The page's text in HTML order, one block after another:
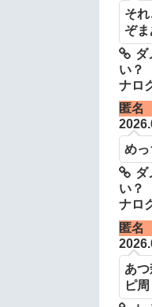
そ
ぞ
ダ
い？
ナロ
匿名
め
ダ
い？
ナロ
匿名
あ
ピ